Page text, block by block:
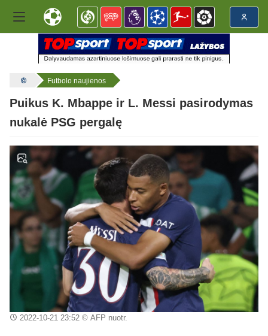
Futbolo naujienos
Puikus K. Mbappe ir L. Messi pasirodymas
nukalė PSG pergalę
2022-10-21 23:52© AFP nuotr.